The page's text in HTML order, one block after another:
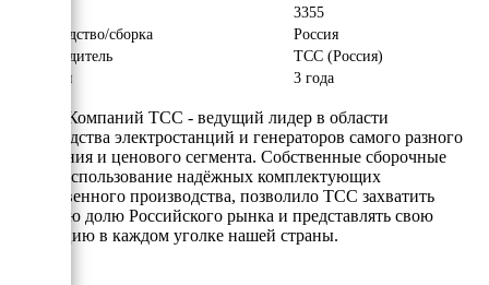
3355
Производство/сборка
Россия
Производитель
ТСС (Россия)
Гарантия
3 года
Группа Компаний ТСС - ведущий лидер в области
производства электростанций и генераторов самого разного
назначения и ценового сегмента. Собственные сборочные
цеха и использование надёжных комплектующих
отечественного производства, позволило ТСС захватить
заметную долю Российского рынка и представлять свою
продукцию в каждом уголке нашей страны.